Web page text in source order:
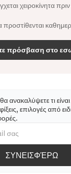
χειροκίνητα
προστίθενται
πρόσβαση στο
ανακαλύψετε τι
επιλογές από
ΣΥΝΕΙΣΦΈΡΩ